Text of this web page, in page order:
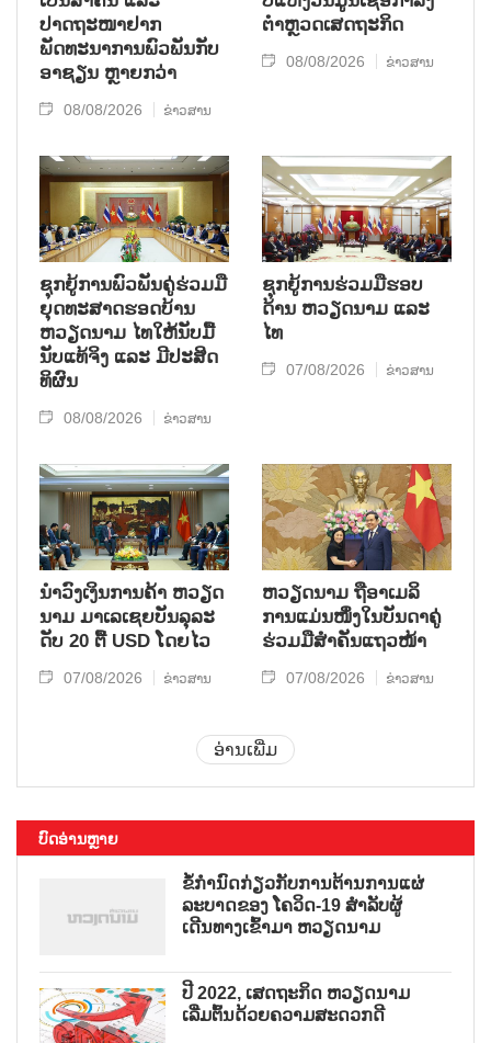
ປາດຖະໜາຢາກ
ພັດທະນາການພົວພັນກັບ
ອາຊຽນ ຫຼາຍກວ່າ
08/08/2026 ຂ່າວສານ
ຕຳຫຼວດເສດຖະກິດ
08/08/2026 ຂ່າວສານ
ຊຸກ​ຍູ້​ການ​ພົວ​ພັນ​ຄູ່​ຮ່ວມ​ມື​
ຍຸດ​ທະ​ສາດ​ຮອດ​ບ້ານ
ຫວຽດ​ນາມ ໄທ​ໃຫ້​ນັບ​ມື້​
ນັບ​ແທ້​ຈິງ ແລະ ມີ​ປະ​ສິດ​
ທິ​ຜົນ
08/08/2026 ຂ່າວສານ
ຊຸກຍູ້ການຮ່ວມມືຮອບ
ດ້ານ ຫວຽດນາມ ແລະ
ໄທ
07/08/2026 ຂ່າວສານ
ນຳ​ວົງ​ເງິນ​ການ​ຄ້າ ຫວຽດ​
ນາມ ມາ​ເລ​ເຊຍ​ບັນ​ລຸ​ລະ​
ດັບ 20 ຕື້ USD ໂດຍ​ໄວ
07/08/2026 ຂ່າວສານ
ຫ​ວຽດ​ນາມ ຖື​ອາ​ເມ​ລິ​
ການ​ແມ່ນ​ໜຶ່ງ​ໃນ​ບັນ​ດາ​ຄູ່​
ຮ່ວມ​ມື​ສຳ​ຄັນ​ແຖວ​ໜ້າ
07/08/2026 ຂ່າວສານ
ອ່ານເພີ່ມ
ບົດອ່ານຫຼາຍ
ຂໍ້ກຳນົດກ່ຽວກັບການຕ້ານການແຜ່
ລະບາດຂອງ ໂຄວິດ-19 ສຳລັບຜູ້
ເດີນທາງເຂົ້າມາ ຫວຽດນາມ
ປີ 2022, ເສດຖະກິດ ຫວຽດນາມ
ເລີ່ມຕົ້ນດ້ວຍຄວາມສະດວກດີ